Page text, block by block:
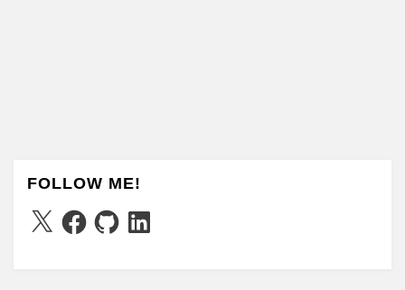
FOLLOW ME!
X Facebook
GitHubLinkedIn